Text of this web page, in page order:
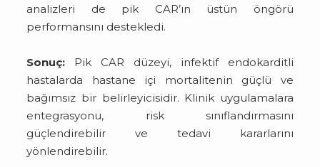
analizleri de pik CAR’ın üstün öngörü
performansını destekledi.
Sonuç: Pik CAR düzeyi, infektif endokarditli
hastalarda hastane içi mortalitenin güçlü ve
bağımsız bir belirleyicisidir. Klinik uygulamalara
entegrasyonu, risk sınıflandırmasını
güçlendirebilir ve tedavi kararlarını
yönlendirebilir.